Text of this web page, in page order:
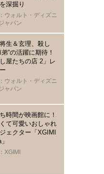
秘話明かす
始
像
深掘り
ウォルト・ディズニ
ャパン
生＆玄理、殺し
弟“の活躍に期待！
し屋たちの店 2」レ
ウォルト・ディズニ
ャパン
時間が映画館に！
て可愛いおしゃれ
ェクター「XGIMI
XGIMI